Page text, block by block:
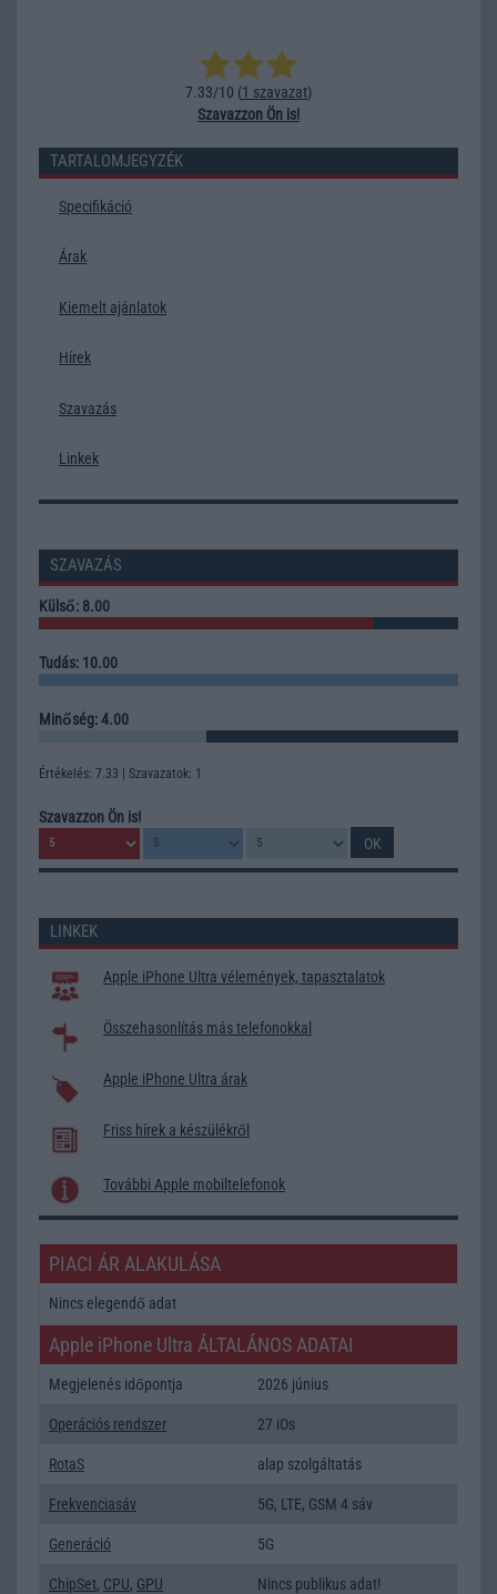
7.33/10 (1 szavazat)
Szavazzon Ön is!
TARTALOMJEGYZÉK
Specifikáció
Árak
Kiemelt ajánlatok
Hírek
Szavazás
Linkek
SZAVAZÁS
Külső: 8.00
Tudás: 10.00
Minőség: 4.00
Értékelés: 7.33 | Szavazatok: 1
Szavazzon Ön is!
LINKEK
Apple iPhone Ultra vélemények, tapasztalatok
Összehasonlítás más telefonokkal
Apple iPhone Ultra árak
Friss hírek a készülékről
További Apple mobiltelefonok
PIACI ÁR ALAKULÁSA
Nincs elegendő adat
Apple iPhone Ultra ÁLTALÁNOS ADATAI
Megjelenés időpontja 2026 június
Operációs rendszer 27 iOs
RotaS alap szolgáltatás
Frekvenciasáv 5G, LTE, GSM 4 sáv
Generáció 5G
ChipSet, CPU, GPU Nincs publikus adat!